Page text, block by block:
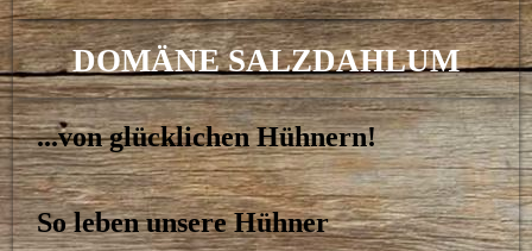
DOMÄNE SALZDAHLUM
...von glücklichen Hühnern!
So leben unsere Hühner